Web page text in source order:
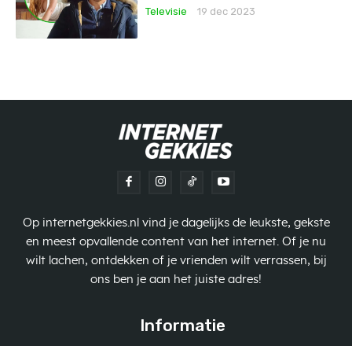
Televisie
19 dec 2023
Op internetgekkies.nl vind je dagelijks de leukste, gekste
en meest opvallende content van het internet. Of je nu
wilt lachen, ontdekken of je vrienden wilt verrassen, bij
ons ben je aan het juiste adres!
Informatie